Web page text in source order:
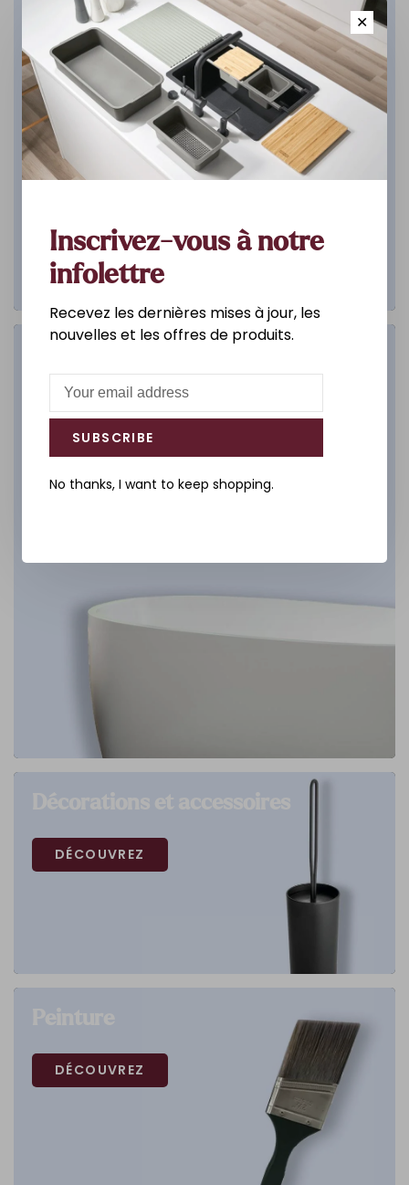
DÉCOUVREZ
DÉCOUVREZ
DÉCOUVREZ
✕
Inscrivez-vous à notre
infolettre
Recevez les dernières mises à jour, les
nouvelles et les offres de produits.
SUBSCRIBE
No thanks, I want to keep shopping.